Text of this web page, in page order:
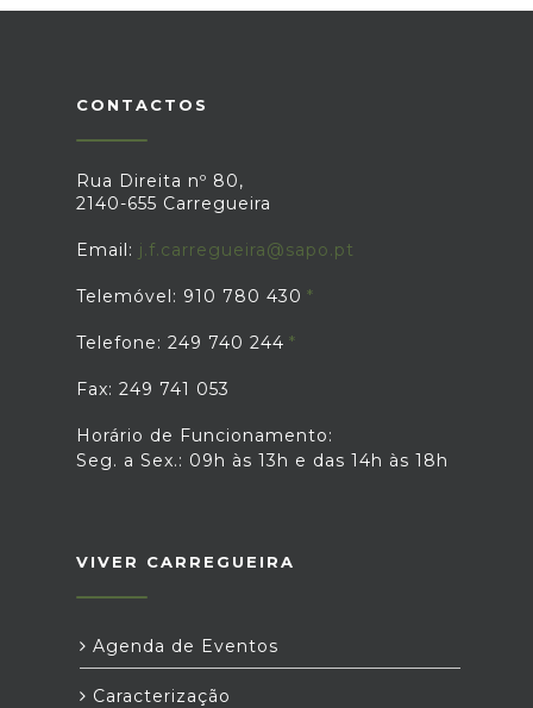
CONTACTOS
Rua Direita nº 80,
2140-655 Carregueira
Email: j.f.carregueira@sapo.pt
Telemóvel: 910 780 430
Telefone: 249 740 244
Fax: 249 741 053
Horário de Funcionamento:
Seg. a Sex.: 09h às 13h e das 14h às 18h
VIVER CARREGUEIRA
Agenda de Eventos
Caracterização